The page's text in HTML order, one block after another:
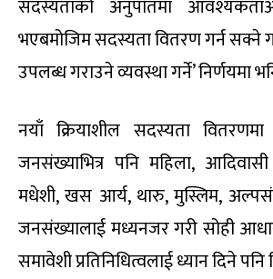
सदस्यताको अनुपातमा
भएबमोजिम सदस्यता वितरण गर्न सक्ने
उपलब्ध गराउने व्यवस्था गर्ने’ निर्णयमा
नयाँ क्रियाशील सदस्यता
जनसंख्याभित्र पनि महिला,
मधेशी, खस आर्य, थारु, मुस्लिम,
जनसंख्यालाई मध्यनजर गरी सोही
समावेशी प्रतिनिधित्वलाई ध्यान दिने